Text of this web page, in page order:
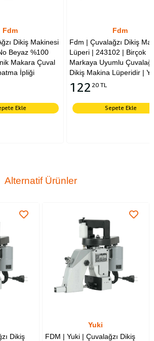
Makinesi
%100
Çuval
Fdm | Çuvalağzı Dikiş Makinesi
Lüperi | 243102 | Birçok
Markaya Uyumlu Çuvalağzı
Dikiş Makina Lüperidir | Yuki |
Newlong | Moonstar | Shifeng |
Kingstar |Tüm Markalara
Uyumludur
20 TL
Sepete Ekle
Alternatif Ürünler
Dikiş
Yuki
FDM | Yuki | Çuvalağzı Dikiş